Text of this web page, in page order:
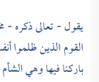
يقول - تعالى ذكره -
القوم الذين ظلموا
باركنا فيها وهي